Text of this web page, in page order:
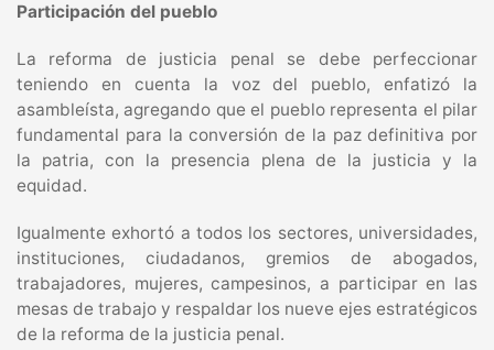
Participación del pueblo
La reforma de justicia penal se debe perfeccionar
teniendo en cuenta la voz del pueblo, enfatizó la
asambleísta, agregando que el pueblo representa el pilar
fundamental para la conversión de la paz definitiva por
la patria, con la presencia plena de la justicia y la
equidad.
Igualmente exhortó a todos los sectores, universidades,
instituciones, ciudadanos, gremios de abogados,
trabajadores, mujeres, campesinos, a participar en las
mesas de trabajo y respaldar los nueve ejes estratégicos
de la reforma de la justicia penal.